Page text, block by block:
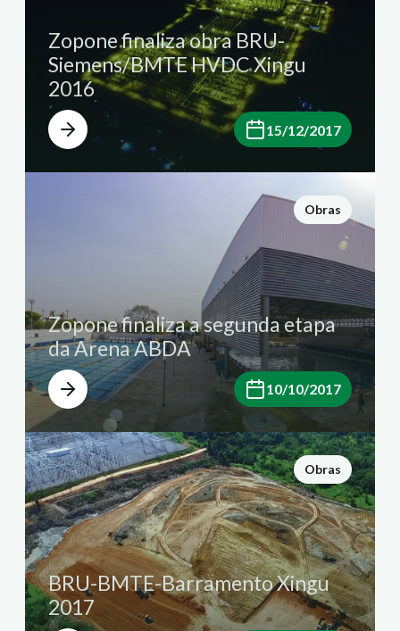
Zopone finaliza obra BRU-
Siemens/BMTE HVDC Xingu
2016
15/12/2017
Obras
Zopone finaliza a segunda etapa
da Arena ABDA
10/10/2017
Obras
BRU-BMTE-Barramento Xingu
2017